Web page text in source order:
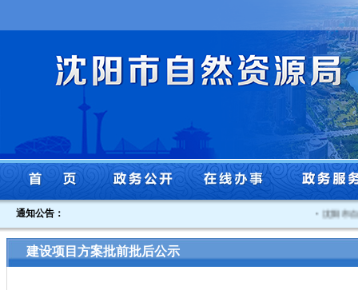
通知公告： 沈阳市自
建设项目方案批前批后公示